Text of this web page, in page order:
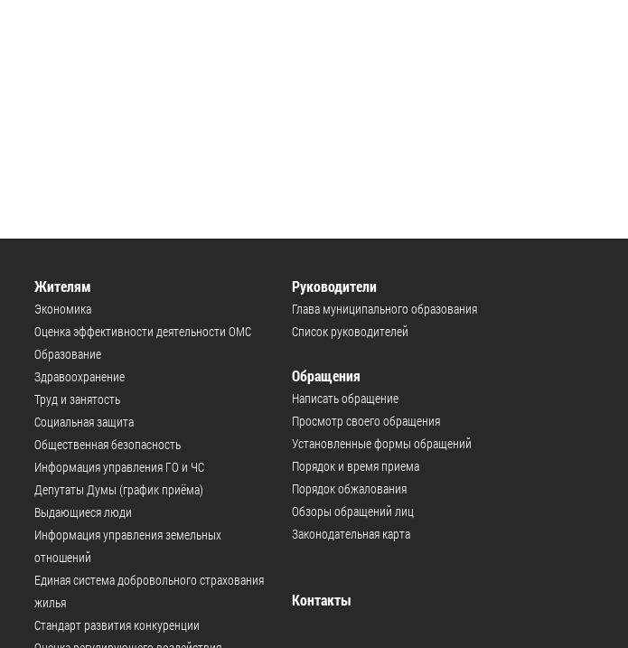
Жителям
Экономика
Оценка эффективности деятельности ОМС
Образование
Здравоохранение
Труд и занятость
Социальная защита
Общественная безопасность
Информация управления ГО и ЧС
Депутаты Думы (график приёма)
Выдающиеся люди
Информация управления земельных
отношений
Единая система добровольного страхования
жилья
Стандарт развития конкуренции
Руководители
Глава муниципального образования
Список руководителей
Обращения
Написать обращение
Просмотр своего обращения
Установленные формы обращений
Порядок и время приема
Порядок обжалования
Обзоры обращений лиц
Законодательная карта
Контакты